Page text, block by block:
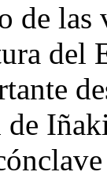
de las
del